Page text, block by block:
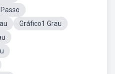
Gráfico1 Grau